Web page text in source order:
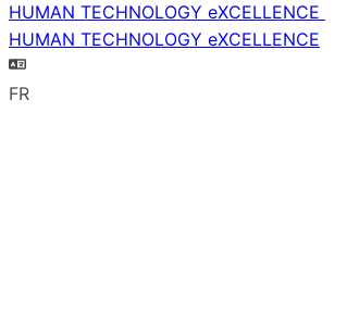
HUMAN TECHNOLOGY eXCELLENCE
HUMAN TECHNOLOGY eXCELLENCE
FR